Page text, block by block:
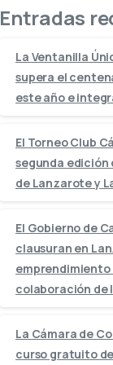
Entradas
La Ventanilla
supera el
este año e
El Torneo Club
segunda edición
de Lanzarote y
El Gobierno de
clausuran en
colaboración de
La Cámara de
curso gratuito de